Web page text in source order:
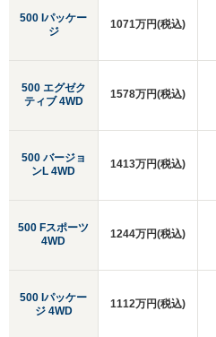
500 Iパッケー
ジ
500 エグゼク
ティブ 4WD
500 バージョ
ンL 4WD
500 Fスポーツ
4WD
500 Iパッケー
ジ 4WD
1071万円(税込)
1578万円(税込)
1413万円(税込)
1244万円(税込)
1112万円(税込)